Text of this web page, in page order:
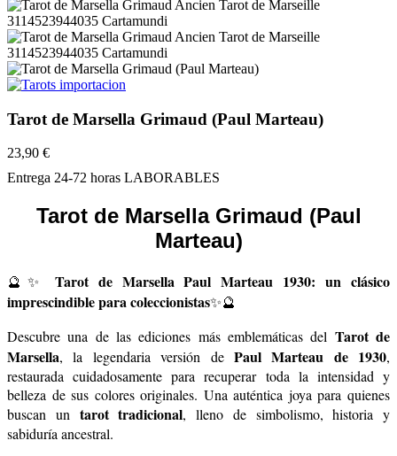
Tarot de Marsella Grimaud (Paul Marteau)
23,90 €
Entrega 24-72 horas LABORABLES
Tarot de Marsella Grimaud (Paul
Marteau)
🔮✨
Tarot de Marsella Paul Marteau 1930: un clásico
imprescindible para coleccionistas✨🔮
Descubre una de las ediciones más emblemáticas del Tarot de
Marsella, la legendaria versión de Paul Marteau de 1930,
restaurada cuidadosamente para recuperar toda la intensidad y
belleza de sus colores originales. Una auténtica joya para quienes
buscan untarot tradicional, lleno de simbolismo, historia y
sabiduría ancestral.